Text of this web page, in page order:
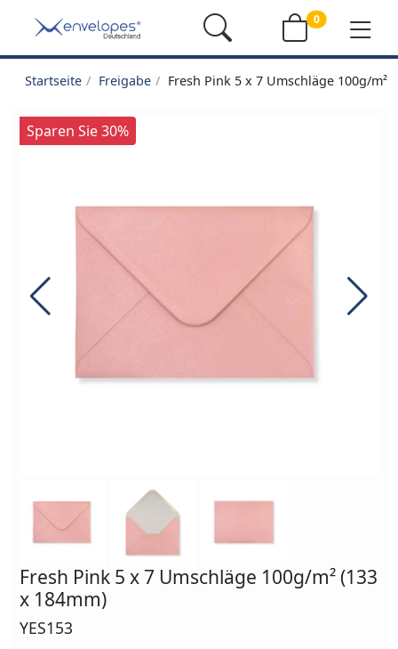
0
Startseite Freigabe Fresh Pink 5 x 7 Umschläge 100g/m²
Sparen Sie 30%
Fresh Pink 5 x 7 Umschläge 100g/m² (133
x 184mm)
YES153